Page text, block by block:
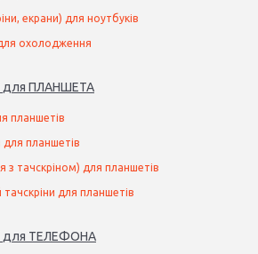
екрани) для ноутбуків
охолодження
для ПЛАНШЕТА
планшетів
планшетів
з тачскріном) для планшетів
для планшетів
для ТЕЛЕФОНА